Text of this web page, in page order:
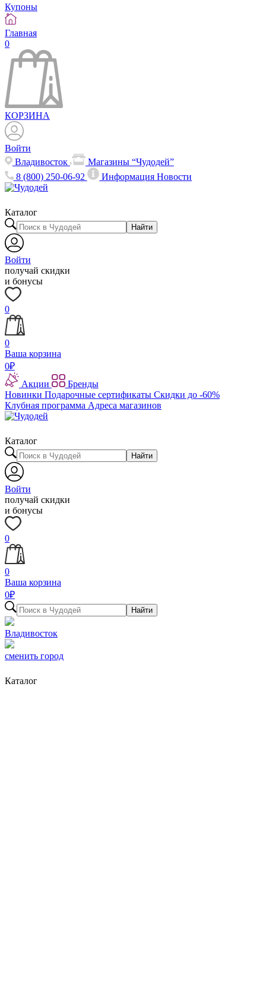
Купоны
Главная
0
КОРЗИНА
Войти
Владивосток
Магазины “Чудодей”
8 (800) 250-06-92
ИнформацияНовости
Каталог
Найти
Войти
получай скидки
и бонусы
0
0
Ваша корзина
0₽
Акции
Бренды
Новинки Подарочные сертификаты Скидки до -60%
Клубная программа Адреса магазинов
Каталог
Найти
Войти
получай скидки
и бонусы
0
0
Ваша корзина
0₽
Найти
Владивосток
сменить город
Каталог